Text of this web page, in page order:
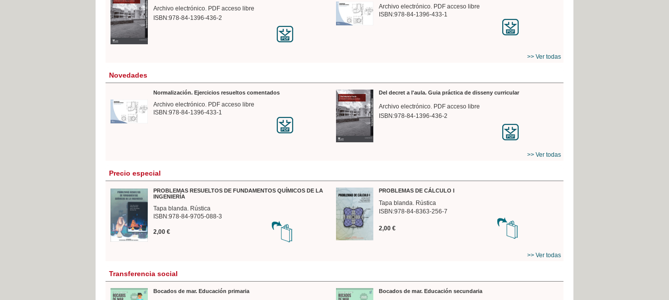
Archivo electrónico. PDF acceso libre
ISBN:978-84-1396-436-2
Archivo electrónico. PDF acceso libre
ISBN:978-84-1396-433-1
>> Ver todas
Novedades
Normalización. Ejercicios resueltos comentados
Archivo electrónico. PDF acceso libre
ISBN:978-84-1396-433-1
Del decret a l'aula. Guia práctica de disseny curricular
Archivo electrónico. PDF acceso libre
ISBN:978-84-1396-436-2
>> Ver todas
Precio especial
PROBLEMAS RESUELTOS DE FUNDAMENTOS QUÍMICOS DE LA
INGENIERÍA
Tapa blanda. Rústica
ISBN:978-84-9705-088-3
2,00 €
PROBLEMAS DE CÁLCULO I
Tapa blanda. Rústica
ISBN:978-84-8363-256-7
2,00 €
>> Ver todas
Transferencia social
Bocados de mar. Educación primaria Bocados de mar. Educación secundaria